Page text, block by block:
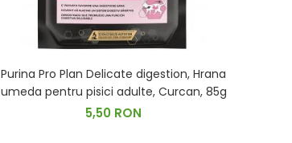
Purina Pro Plan Delicate digestion, Hrana
umeda pentru pisici adulte, Curcan, 85g
5,50 RON